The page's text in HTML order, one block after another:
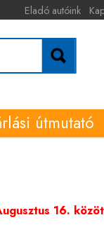
Eladó autóink
útmutató
16.